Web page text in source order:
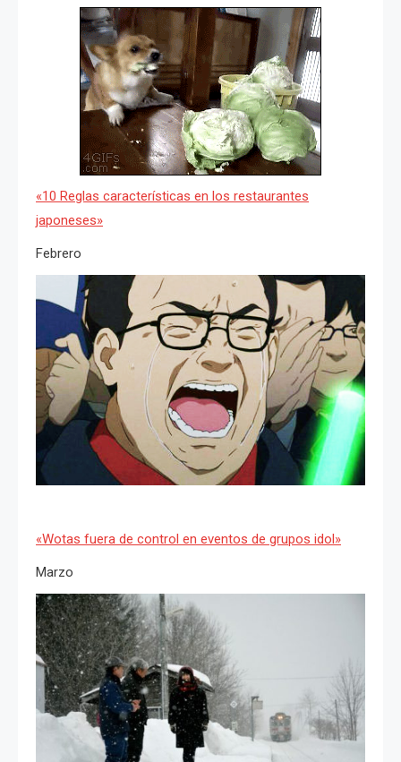
«10 Reglas características en los restaurantes
japoneses»
Febrero
«Wotas fuera de control en eventos de grupos idol»
Marzo